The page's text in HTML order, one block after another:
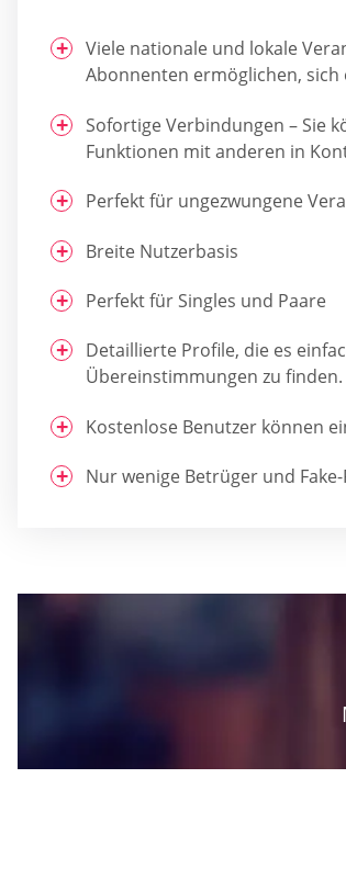
Viele nationale und lokale
Abonnenten ermöglichen, sich
Sofortige Verbindungen – Sie
Funktionen mit anderen in
Perfekt für ungezwungene
Breite Nutzerbasis
Perfekt für Singles und Paare
Detaillierte Profile, die es
Übereinstimmungen zu finden.
Kostenlose Benutzer können
Nur wenige Betrüger und